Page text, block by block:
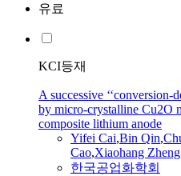
유료
KCI등재
A successive ‘‘conversion-
by micro-crystalline Cu2O
composite lithium anode
Yifei Cai,Bin Qin,
Cao,Xiaohang Zheng
한국공업화학회